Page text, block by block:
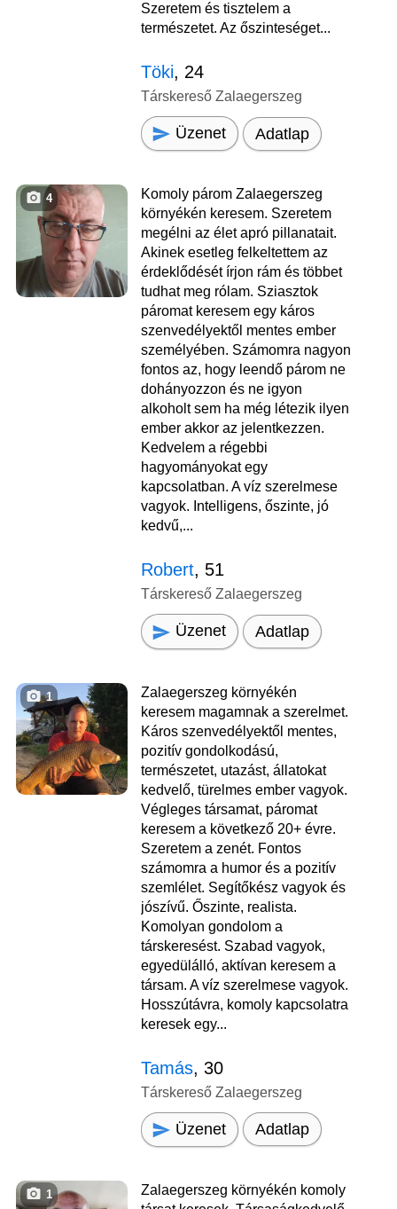
Szeretem és tisztelem a
természetet. Az őszinteséget...
Töki, 24
Társkereső Zalaegerszeg
Üzenet Adatlap
4
Komoly párom Zalaegerszeg
környékén keresem. Szeretem
megélni az élet apró pillanatait.
Akinek esetleg felkeltettem az
érdeklődését írjon rám és többet
tudhat meg rólam. Sziasztok
páromat keresem egy káros
szenvedélyektől mentes ember
személyében. Számomra nagyon
fontos az, hogy leendő párom ne
dohányozzon és ne igyon
alkoholt sem ha még létezik ilyen
ember akkor az jelentkezzen.
Kedvelem a régebbi
hagyományokat egy
kapcsolatban. A víz szerelmese
vagyok. Intelligens, őszinte, jó
kedvű,...
Robert, 51
Társkereső Zalaegerszeg
Üzenet Adatlap
1
Zalaegerszeg környékén
keresem magamnak a szerelmet.
Káros szenvedélyektől mentes,
pozitív gondolkodású,
természetet, utazást, állatokat
kedvelő, türelmes ember vagyok.
Végleges társamat, páromat
keresem a következő 20+ évre.
Szeretem a zenét. Fontos
számomra a humor és a pozitív
szemlélet. Segítőkész vagyok és
jószívű. Őszinte, realista.
Komolyan gondolom a
társkeresést. Szabad vagyok,
egyedülálló, aktívan keresem a
társam. A víz szerelmese vagyok.
Hosszútávra, komoly kapcsolatra
keresek egy...
Tamás, 30
Társkereső Zalaegerszeg
Üzenet Adatlap
1
Zalaegerszeg környékén komoly